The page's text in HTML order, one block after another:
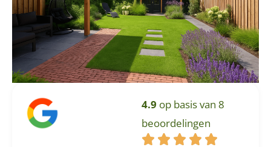
4.9 op basis van 8
beoordelingen